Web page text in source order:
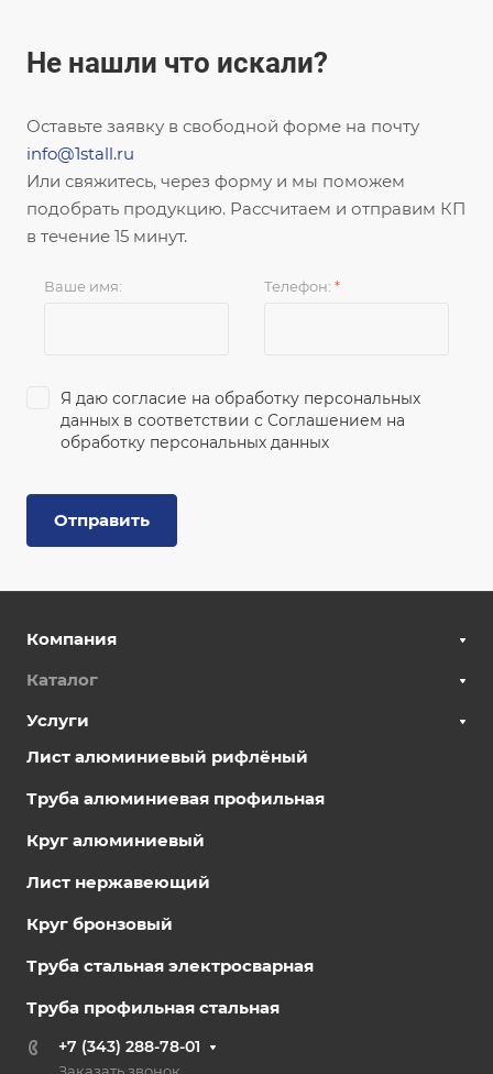
Не нашли что искали?
Оставьте заявку в свободной форме на почту
info@1stall.ru
Или свяжитесь, через форму и мы поможем
подобрать продукцию. Рассчитаем и отправим КП
в течение 15 минут.
Ваше имя: Телефон: *
Я даю согласие на обработку персональных
данных в соответствии с Соглашением на
обработку персональных данных
Отправить
Компания
Каталог
Услуги
Лист алюминиевый рифлёный
Труба алюминиевая профильная
Круг алюминиевый
Лист нержавеющий
Круг бронзовый
Труба стальная электросварная
Труба профильная стальная
+7 (343) 288-78-01